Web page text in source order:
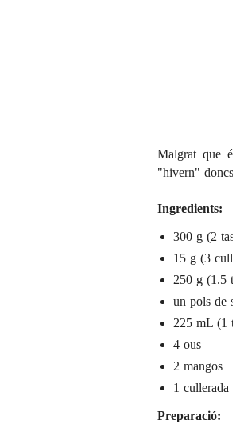
Malgrat que
"hivern"
Ingredients:
300 g (2
15 g (3
250 g (1.5
un pols de
225 mL (1
4 ous
2 mangos
1
Preparació: